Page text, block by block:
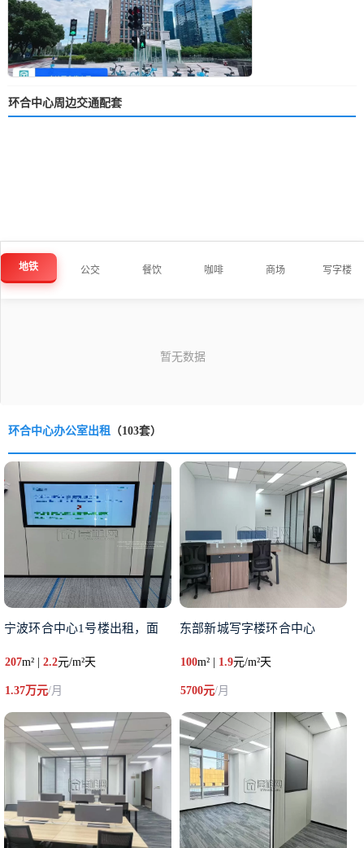
环合中心周边交通配套
地铁 公交 餐饮 咖啡 商场 写字楼
环合中心办公室出租 （103套）
宁波环合中心1号楼出租，面
207m² | 2.2元/m²天
1.37万元/月
东部新城写字楼环合中心 ​
100m² | 1.9元/m²天
5700元/月